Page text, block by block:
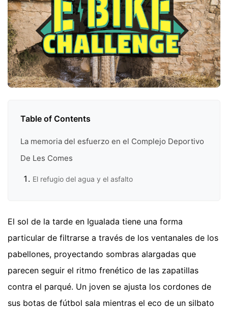
Table of Contents
La memoria del esfuerzo en el Complejo Deportivo
De Les Comes
El refugio del agua y el asfalto
El sol de la tarde en Igualada tiene una forma
particular de filtrarse a través de los ventanales de los
pabellones, proyectando sombras alargadas que
parecen seguir el ritmo frenético de las zapatillas
contra el parqué. Un joven se ajusta los cordones de
sus botas de fútbol sala mientras el eco de un silbato